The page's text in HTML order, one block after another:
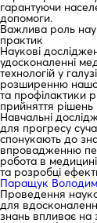
гарантуючи
допомоги.
Важлива роль
практик
Наукові
удосконаленні
технологій у
розширенню
та профілактики
прийняття рішень
Навчальні
для прогресу
спонукають до
впровадженню
робота в
та розробці
Паращук
Проведення
для
знань впливає на